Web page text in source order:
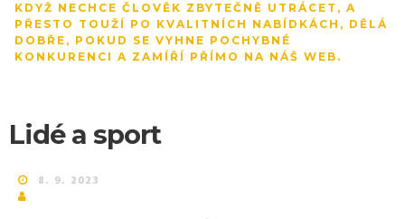
KDYŽ NECHCE ČLOVĚK ZBYTEČNĚ UTRÁCET, A
PŘESTO TOUŽÍ PO KVALITNÍCH NABÍDKÁCH, DĚLÁ
DOBŘE, POKUD SE VYHNE POCHYBNÉ
KONKURENCI A ZAMÍŘÍ PŘÍMO NA NÁŠ WEB.
Lidé a sport
8. 9. 2023